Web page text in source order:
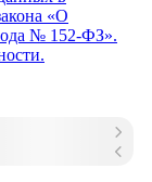
«О
№ 152-ФЗ».